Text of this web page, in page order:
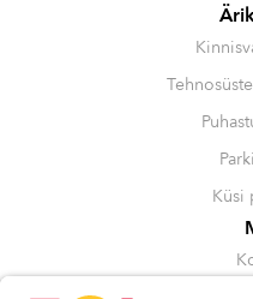
Küsi